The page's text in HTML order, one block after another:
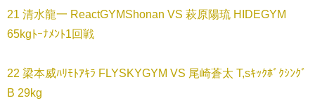
21 清水龍一 ReactGYMShonan VS 萩原陽琉 HIDEGYM
65kgﾄｰﾅﾒﾝﾄ1回戦
22 梁本威ﾊﾘﾓﾄｱｷﾗ FLYSKYGYM VS 尾崎蒼太 T,sｷｯｸﾎﾞｸｼﾝｸﾞ
B 29kg